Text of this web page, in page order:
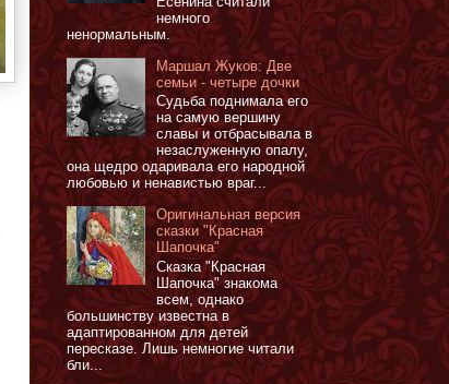
немного
ненормальным.
Маршал Жуков: Две
семьи - четыре дочки
Судьба поднимала его
на самую вершину
славы и отбрасывала в
незаслуженную опалу,
она щедро одаривала его народной
любовью и ненавистью враг...
Оригинальная версия
сказки "Красная
Шапочка"
Сказка "Красная
Шапочка" знакома
всем, однако
большинству известна в
адаптированном для детей
пересказе. Лишь немногие читали
бли...